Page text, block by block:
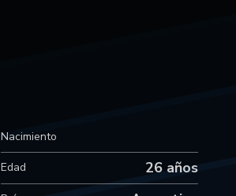
Nacimiento
Edad 26 años